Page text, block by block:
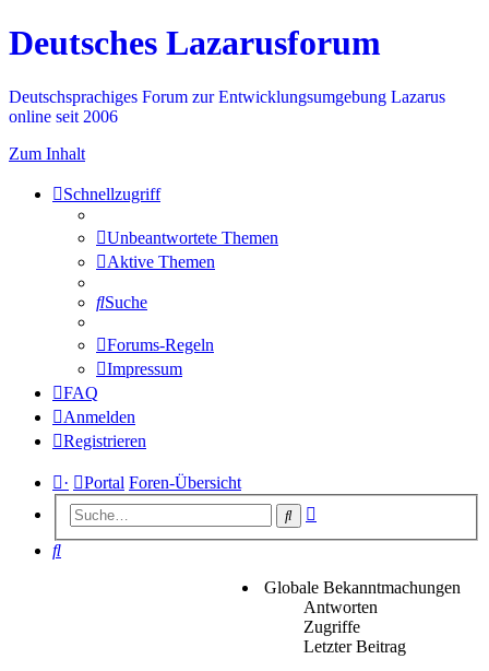
Deutsches Lazarusforum
Deutschsprachiges Forum zur Entwicklungsumgebung Lazarus
online seit 2006
Zum Inhalt
Schnellzugriff
Unbeantwortete Themen
Aktive Themen
Suche
Forums-Regeln
Impressum
FAQ
Anmelden
Registrieren
· Portal Foren-Übersicht
Suche
Suche
Globale Bekanntmachungen
Antworten
Zugriffe
Letzter Beitrag